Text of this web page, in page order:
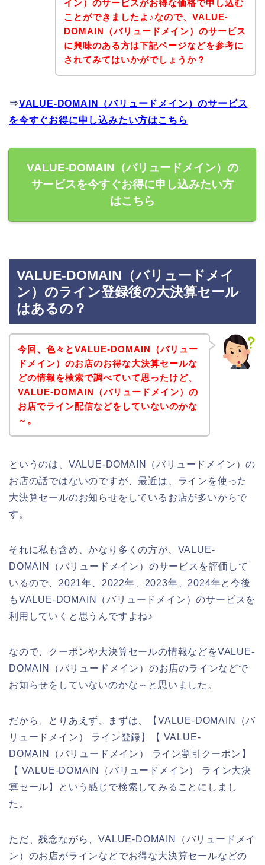
イン）のサービスがお得な価格で申し込む
ことができましたよ♪なので、VALUE-
DOMAIN（バリュードメイン）のサービス
に興味のある方は下記ページなどを参考に
されてみてはいかがでしょうか？
⇒VALUE-DOMAIN（バリュードメイン）のサービス
を今すぐお得に申し込みたい方はこちら
VALUE-DOMAIN（バリュードメイン）の
サービスを今すぐお得に申し込みたい方
はこちら
VALUE-DOMAIN（バリュードメイ
ン）のライン登録後の大決算セール
はあるの？
今回、色々とVALUE-DOMAIN（バリュー
ドメイン）のお店のお得な大決算セールな
どの情報を検索で調べていて思ったけど、
VALUE-DOMAIN（バリュードメイン）の
お店でライン配信などをしていないのかな
～。
というのは、VALUE-DOMAIN（バリュードメイン）の
お店の話ではないのですが、最近は、ラインを使った
大決算セールのお知らせをしているお店が多いからで
す。
それに私も含め、かなり多くの方が、VALUE-
DOMAIN（バリュードメイン）のサービスを評価して
いるので、2021年、2022年、2023年、2024年と今後
もVALUE-DOMAIN（バリュードメイン）のサービスを
利用していくと思うんですよね♪
なので、クーポンや大決算セールの情報などをVALUE-
DOMAIN（バリュードメイン）のお店のラインなどで
お知らせをしていないのかな～と思いました。
だから、とりあえず、まずは、【VALUE-DOMAIN（バ
リュードメイン） ライン登録】【 VALUE-
DOMAIN（バリュードメイン） ライン割引クーポン】
【 VALUE-DOMAIN（バリュードメイン） ライン大決
算セール】という感じで検索してみることにしまし
た。
ただ、残念ながら、VALUE-DOMAIN（バリュードメイ
ン）のお店がラインなどでお得な大決算セールなどの